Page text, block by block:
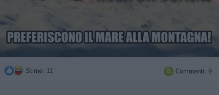
Stime: 11  Commenti: 9